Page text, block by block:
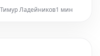
называет их
Тимур Ладейников1 мин